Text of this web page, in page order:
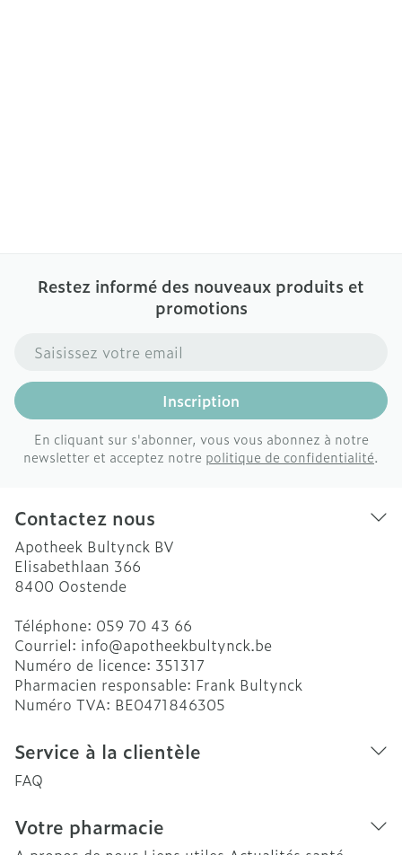
Restez informé des nouveaux produits et
promotions
Adresse mail
Inscription
En cliquant sur s'abonner, vous vous abonnez à notre
newsletter et acceptez notre politique de confidentialité.
Contactez nous
Apotheek Bultynck BV
Elisabethlaan 366
8400 Oostende
Téléphone: 059 70 43 66
Courriel: info@apotheekbultynck.be
Numéro de licence: 351317
Pharmacien responsable: Frank Bultynck
Numéro TVA: BE0471846305
Service à la clientèle
FAQ
Votre pharmacie